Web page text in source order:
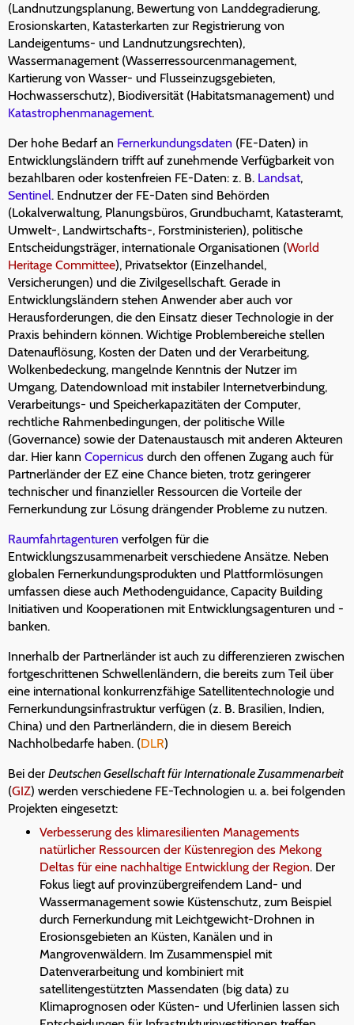
(Landnutzungsplanung, Bewertung von Landdegradierung,
Erosionskarten, Katasterkarten zur Registrierung von
Landeigentums- und Landnutzungsrechten),
Wassermanagement (Wasserressourcenmanagement,
Kartierung von Wasser- und Flusseinzugsgebieten,
Hochwasserschutz), Biodiversität (Habitatsmanagement) und
Katastrophenmanagement.
Der hohe Bedarf an Fernerkundungsdaten (FE-Daten) in
Entwicklungsländern trifft auf zunehmende Verfügbarkeit von
bezahlbaren oder kostenfreien FE-Daten: z. B. Landsat,
Sentinel. Endnutzer der FE-Daten sind Behörden
(Lokalverwaltung, Planungsbüros, Grundbuchamt, Katasteramt,
Umwelt-, Landwirtschafts-, Forstministerien), politische
Entscheidungsträger, internationale Organisationen (World
Heritage Committee), Privatsektor (Einzelhandel,
Versicherungen) und die Zivilgesellschaft. Gerade in
Entwicklungsländern stehen Anwender aber auch vor
Herausforderungen, die den Einsatz dieser Technologie in der
Praxis behindern können. Wichtige Problembereiche stellen
Datenauflösung, Kosten der Daten und der Verarbeitung,
Wolkenbedeckung, mangelnde Kenntnis der Nutzer im
Umgang, Datendownload mit instabiler Internetverbindung,
Verarbeitungs- und Speicherkapazitäten der Computer,
rechtliche Rahmenbedingungen, der politische Wille
(Governance) sowie der Datenaustausch mit anderen Akteuren
dar. Hier kann Copernicus durch den offenen Zugang auch für
Partnerländer der EZ eine Chance bieten, trotz geringerer
technischer und finanzieller Ressourcen die Vorteile der
Fernerkundung zur Lösung drängender Probleme zu nutzen.
Raumfahrtagenturen verfolgen für die
Entwicklungszusammenarbeit verschiedene Ansätze. Neben
globalen Fernerkundungsprodukten und Plattformlösungen
umfassen diese auch Methodenguidance, Capacity Building
Initiativen und Kooperationen mit Entwicklungsagenturen und -
banken.
Innerhalb der Partnerländer ist auch zu differenzieren zwischen
fortgeschrittenen Schwellenländern, die bereits zum Teil über
eine international konkurrenzfähige Satellitentechnologie und
Fernerkundungsinfrastruktur verfügen (z. B. Brasilien, Indien,
China) und den Partnerländern, die in diesem Bereich
Nachholbedarfe haben. (DLR)
Bei der Deutschen Gesellschaft für Internationale Zusammenarbeit
(GIZ) werden verschiedene FE-Technologien u. a. bei folgenden
Projekten eingesetzt:
Verbesserung des klimaresilienten Managements
natürlicher Ressourcen der Küstenregion des Mekong
Deltas für eine nachhaltige Entwicklung der Region. Der
Fokus liegt auf provinzübergreifendem Land- und
Wassermanagement sowie Küstenschutz, zum Beispiel
durch Fernerkundung mit Leichtgewicht-Drohnen in
Erosionsgebieten an Küsten, Kanälen und in
Mangrovenwäldern. Im Zusammenspiel mit
Datenverarbeitung und kombiniert mit
satellitengestützten Massendaten (big data) zu
Klimaprognosen oder Küsten- und Uferlinien lassen sich